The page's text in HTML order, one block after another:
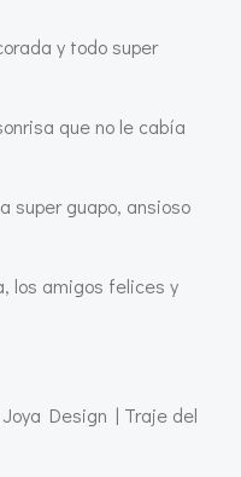
y todo super
que no le cabía
super guapo, ansioso
los amigos felices y
Design | Traje del